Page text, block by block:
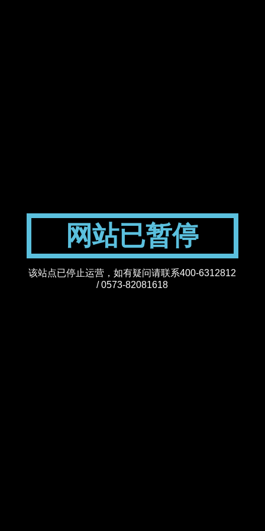
网站已暂停
该站点已停止运营，如有疑问请联系400-6312812
/ 0573-82081618